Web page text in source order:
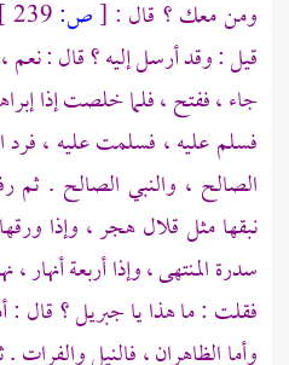
ومن معك ؟ قال : [ص:
قيل : وقد أرسل إليه ؟ قال : نعم
جاء ، ففتح ، فلما خلصت إذا
فسلم عليه ، فسلمت عليه ، فرد
الصالح ، والنبي الصالح . ثم
نبقها مثل قلال هجر ، وإذا
سدرة المنتهى ، وإذا أربعة أنهار
فقلت : ما هذا ياجبريل؟ قال :
وأما الظاهران ، فالنيل